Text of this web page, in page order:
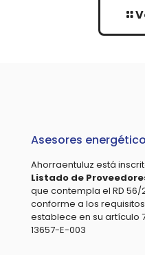
Asesores
Ahorraentuluz está
Listado de
que contempla el RD 56/
conforme a los
establece en su artículo
13657-E-003